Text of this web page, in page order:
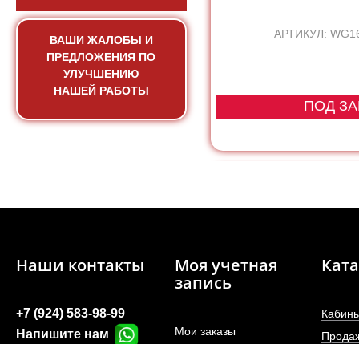
ВАШИ ЖАЛОБЫ И
ПРЕДЛОЖЕНИЯ ПО
УЛУЧШЕНИЮ
НАШЕЙ РАБОТЫ
АРТИКУЛ:
ПОД
Наши контакты
+7 (924) 583-98-99
Напишите нам
Моя учетная
запись
Мои заказы